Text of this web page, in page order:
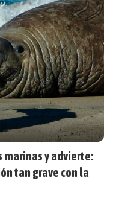
marinas y advierte:
tan grave con la